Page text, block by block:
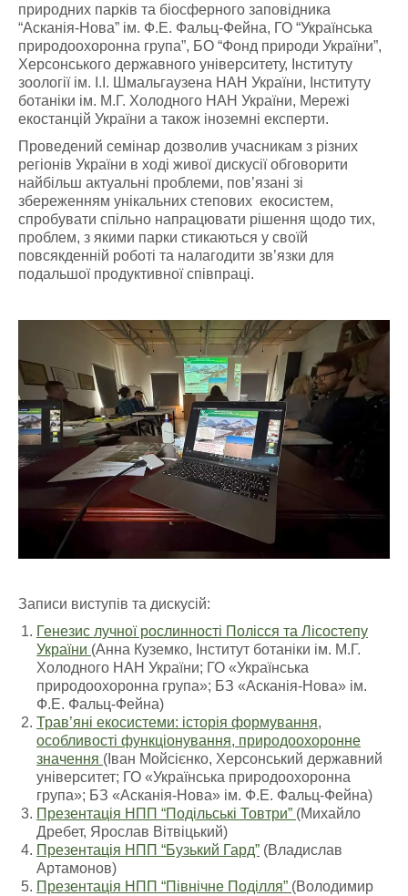
природних парків та біосферного заповідника
“Асканія-Нова” ім. Ф.Е. Фальц-Фейна, ГО “Українська
природоохоронна група”, БО “Фонд природи України”,
Херсонського державного університету, Інституту
зоології ім. І.І. Шмальгаузена НАН України, Інституту
ботаніки ім. М.Г. Холодного НАН України, Мережі
екостанцій України а також іноземні експерти.
Проведений семінар дозволив учасникам з різних
регіонів України в ході живої дискусії обговорити
найбільш актуальні проблеми, повʼязані зі
збереженням унікальних степових екосистем,
спробувати спільно напрацювати рішення щодо тих,
проблем, з якими парки стикаються у своїй
повсякденній роботі та налагодити звʼязки для
подальшої продуктивної співпраці.
Записи виступів та дискусій:
Генезис лучної рослинності Полісся та Лісостепу
України (Анна Куземко, Інститут ботаніки ім. М.Г.
Холодного НАН України; ГО «Українська
природоохоронна група»; БЗ «Асканія-Нова» ім.
Ф.Е. Фальц-Фейна)
Трав’яні екосистеми: історія формування,
особливості функціонування, природоохоронне
значення (Іван Мойсієнко, Херсонський державний
університет; ГО «Українська природоохоронна
група»; БЗ «Асканія-Нова» ім. Ф.Е. Фальц-Фейна)
Презентація НПП “Подільські Товтри” (Михайло
Дребет, Ярослав Вітвіцький)
Презентація НПП “Бузький Гард” (Владислав
Артамонов)
Презентація НПП “Північне Поділля” (Володимир